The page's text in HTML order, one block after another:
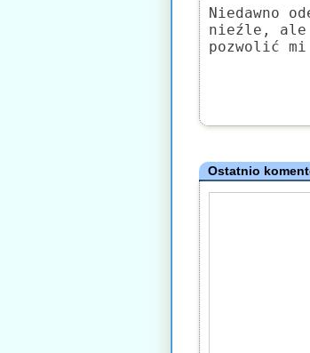
Niedawno
nieźle, ale
pozwolić mi
Ostatnio